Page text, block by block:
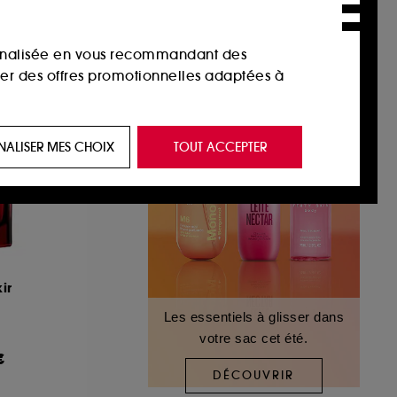
Les essentiels à glisser dans
votre sac cet été.
DÉCOUVRIR
en vous recommandant des
des offres promotionnelles adaptées à
vous plaire via des publicités, y compris
navigation sur notre site afin d’en
fraudes aux moyens de paiement et les
du site, tel que les cookies
d’accéder à votre compte lors
TOUT ACCEPTER
MES CHOIX